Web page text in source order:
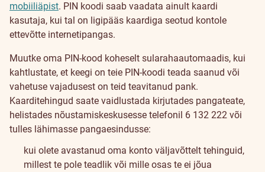
mobiiliäpist. PIN koodi saab vaadata ainult kaardi
kasutaja, kui tal on ligipääs kaardiga seotud kontole
ettevõtte internetipangas.
Muutke oma PIN-kood koheselt sularahaautomaadis, kui
kahtlustate, et keegi on teie PIN-koodi teada saanud või
vahetuse vajadusest on teid teavitanud pank.
Kaarditehingud saate vaidlustada kirjutades pangateate,
helistades nõustamiskeskusesse telefonil 6 132 222 või
tulles lähimasse pangaesindusse:
kui olete avastanud oma konto väljavõttelt tehinguid,
millest te pole teadlik või mille osas te ei jõua